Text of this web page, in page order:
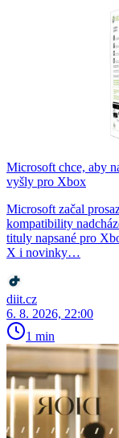
Microsoft chce, aby
vyšly pro Xbox
Microsoft začal
kompatibility
tituly napsané pro
X i novinky…
diit.cz
6. 8. 2026, 22:00
1 min